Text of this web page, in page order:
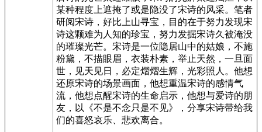
某种程度上遮掩了或是隐没了宋诗的风采。笔者
研阅宋诗，好比上山寻宝，目的在于努力发现宋
诗这颗难为人知的珍宝，努力发掘宋诗久被淹没
的璀璨光芒。宋诗是一位隐居山中的姑娘，不施
粉黛，不描眼眉，衣装朴素，举止天然，一旦面
世，见天见日，必定熠熠生辉，光彩照人。他想
还原宋诗的场景画面，他想重温宋诗的感情气
流，他想点醒宋诗的生命启示，他想与爱诗的朋
友，以《不是不念只是不见》，分享宋诗带给我
们的喜怒哀乐、悲欢离合。